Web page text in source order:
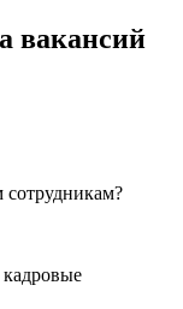
вакансий
сотрудникам?